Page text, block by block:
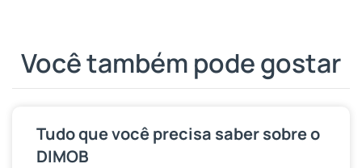
Você também pode gostar
Tudo que você precisa saber sobre o
DIMOB